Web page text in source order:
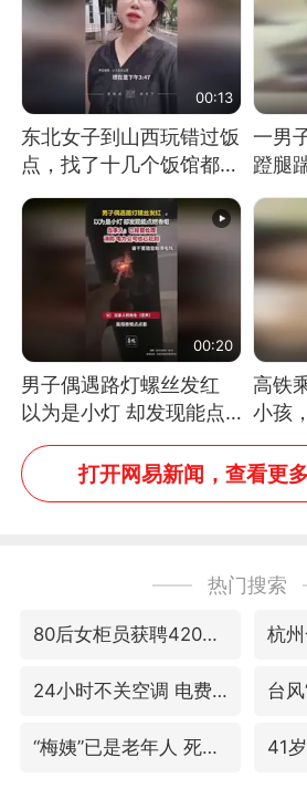
00:13
东北女子到山西玩错过饭
点，找了十几个饭馆都没
开门：午休到几点
一男
蹬腿
台显
00:20
男子偶遇路灯螺丝发红
以为是小灯 却发现能点
燃香烟 当事人：已报警
处理
高铁
小孩
一键
打开网易新闻，查看更
热门搜索
80后女柜员获聘4200亿银行副行长
24小时不关空调 电费反而更低？
“梅姨”已是老年人 死刑或适用受限